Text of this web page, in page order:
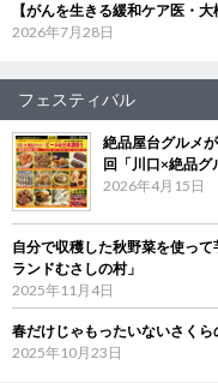
【がんを生きる緩和ケア医・
2026年7月28日
フェスティバル
絶品屋台グルメ
回「川口×絶品
2026年4月15日
自分で収穫した秋野菜を使っ
ランドむさしの村」
2025年11月4日
春だけじゃもったいないさく
2025年10月23日